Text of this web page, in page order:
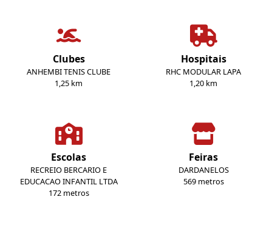
Clubes
ANHEMBI TENIS CLUBE
1,25 km
Hospitais
RHC MODULAR LAPA
1,20 km
Escolas
RECREIO BERCARIO E
EDUCACAO INFANTIL LTDA
172 metros
Feiras
DARDANELOS
569 metros